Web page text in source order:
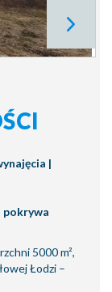
|
pokrywa
5000 m²,
Łodzi –